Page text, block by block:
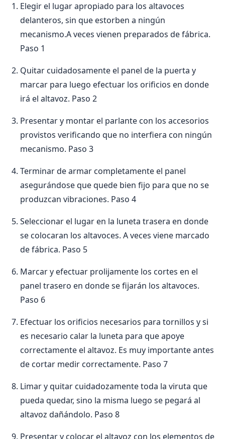
Elegir el lugar apropiado para los altavoces
delanteros, sin que estorben a ningún
mecanismo.A veces vienen preparados de fábrica.
Paso 1
Quitar cuidadosamente el panel de la puerta y
marcar para luego efectuar los orificios en donde
irá el altavoz. Paso 2
Presentar y montar el parlante con los accesorios
provistos verificando que no interfiera con ningún
mecanismo. Paso 3
Terminar de armar completamente el panel
asegurándose que quede bien fijo para que no se
produzcan vibraciones. Paso 4
Seleccionar el lugar en la luneta trasera en donde
se colocaran los altavoces. A veces viene marcado
de fábrica. Paso 5
Marcar y efectuar prolijamente los cortes en el
panel trasero en donde se fijarán los altavoces.
Paso 6
Efectuar los orificios necesarios para tornillos y si
es necesario calar la luneta para que apoye
correctamente el altavoz. Es muy importante antes
de cortar medir correctamente. Paso 7
Limar y quitar cuidadozamente toda la viruta que
pueda quedar, sino la misma luego se pegará al
altavoz dañándolo. Paso 8
Presentar y colocar el altavoz con los elementos de